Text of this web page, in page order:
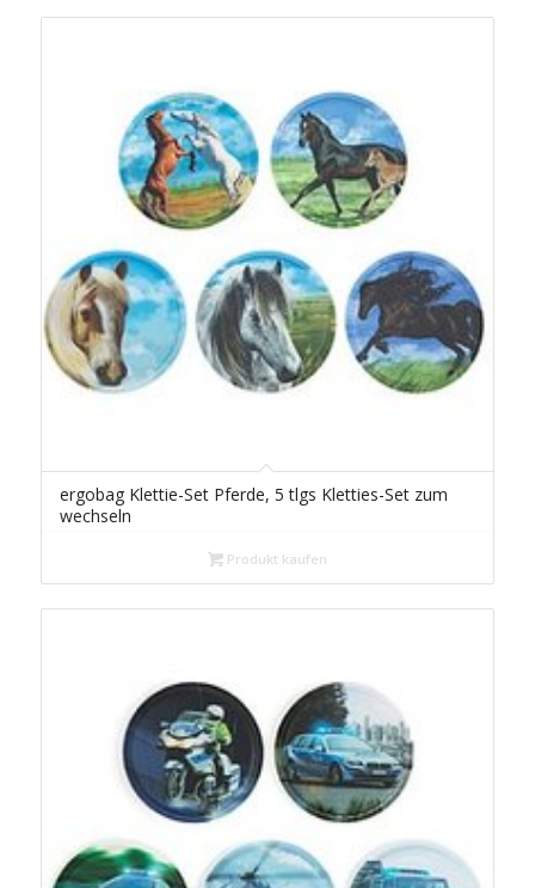
ergobag Klettie-Set Pferde, 5 tlgs Kletties-Set zum
wechseln
Produkt kaufen